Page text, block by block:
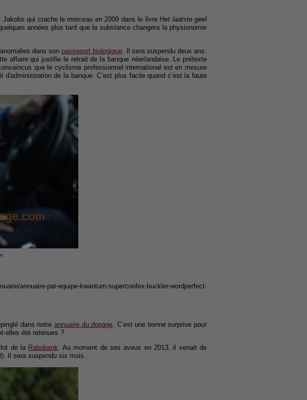
Jakobs qui crache le morceau en 2009 dans le livreHet laatste geel
années plus tard que la substance changera la physionomie
dans son passeport biologique. Il sera suspendu deux ans.
affaire qui justifie le retrait de la banque néerlandaise. Le prétexte
que le cyclisme professionnel international est en mesure
de la banque. C’est plus facile quand c’est la faute
annuaire-par-equipe-kwantum-superconfex-buckler-wordperfect-
dans notreannuaire du dopage. C’est une bonne surprise pour
elles été retenues ?
de la Rabobank. Au moment de ses aveux en 2013, il venait de
Il sera suspendu six mois.